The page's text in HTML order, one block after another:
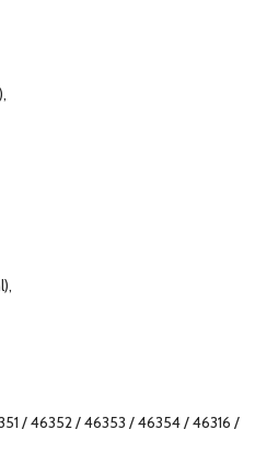
/ 46352 / 46353 / 46354 / 46316 /